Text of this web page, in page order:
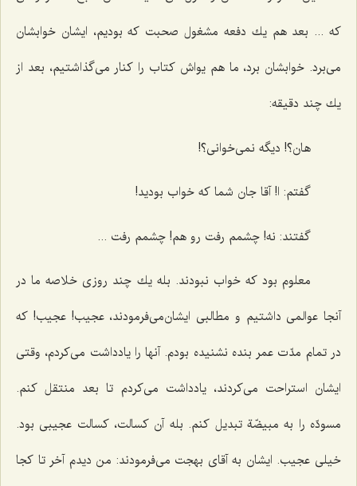
كه ... بعد هم یك دفعه مشغول صحبت كه بودیم، ایشان خوابشان
می‌برد. خوابشان برد، ما هم یواش كتاب را كنار می‌گذاشتیم، بعد از
یك چند دقیقه:
هان؟! دیگه نمی‌خوانی؟!
گفتم: ا! آقا جان شما كه خواب بودید!
گفتند: نه! چشمم رفت رو هم! چشمم رفت ...
معلوم بود كه خواب نبودند. بله یك چند روزی خلاصه ما در
آنجا عوالمی داشتیم و مطالبی ایشان‌می‌فرمودند، عجیب! عجیب! كه
در تمام مدّت عمر بنده نشنیده بودم. آنها را یادداشت می‌كردم، وقتی
ایشان استراحت می‌كردند، یادداشت می‌كردم تا بعد منتقل كنم.
مسودّه را به مبیضّة تبدیل كنم. بله آن كسالت، كسالت عجیبی بود.
خیلی عجیب. ایشان به آقای بهجت می‌فرمودند: من دیدم آخر تا كجا